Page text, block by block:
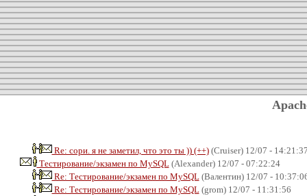
Re: сори. я не заметил, что это ты )) (++)(Cruiser) 12/07 -
Тестирование/экзамен по MySQL(Alexander) 12/07 - 07:22:24
Re: Тестирование/экзамен по MySQL(Валентин) 12/07 -
Re: Тестирование/экзамен по MySQL(grom) 12/07 - 11:31:56